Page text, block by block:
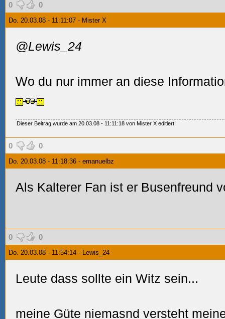
0 0
Do. 20.03.08 - 11:11:07 - Mister X
@Lewis_24
Wo du nur immer an diese
Dieser Beitrag wurde am 20.03.08 - 11:11:18 von Mister X editiert!
0 0
Do. 20.03.08 - 11:18:36 - emanuelbz
Als Kalterer Fan ist er Busenfreund
0 0
Do. 20.03.08 - 11:54:14 - Lewis_24
Leute dass sollte ein Witz sein...
meine Güte niemasnd versteht